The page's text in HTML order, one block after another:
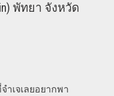
พัทยา จังหวัด
เจเลยอยากพา